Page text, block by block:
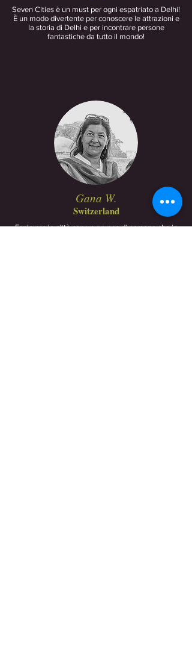
Seven Cities è un must per ogni espatriato a Delhi!
È un modo divertente per conoscere le attrazioni e
la storia di Delhi e per incontrare persone
fantastiche da tutto il mondo!
Gana W.
Switzerland
Esplorare la città con un gruppo di persone che in